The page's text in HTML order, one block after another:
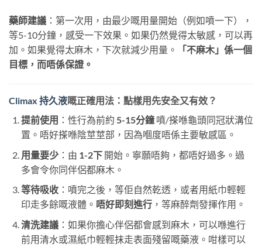
藥師建議 ：第一次用，由最少嘅用量開始（例如噴一下），
等5-10分鐘，感受一下效果。如果仍然覺得太敏感，可以再
加。如果覺得太麻木，下次就減少用量。
「不麻木」係一個
目標，而唔係保證。
Climax 持久液嘅正確用法：點樣用先安全又有效？
提前使用 ：性行為前約 5-15分鐘​ 噴/搽喺龜頭同冠狀溝位
置。唔好搽喺陰莖莖部，因為嗰度唔係主要敏感區。
用量要少：由 1-2下​ 開始。寧願唔夠，都唔好過多。過
多會令你同伴侶都麻木。
等待吸收：噴完之後，等佢自然乾透，或者用紙巾輕輕
印走多餘嘅液體。 唔好即刻進行，等麻醉劑發揮作用。
清洗建議：如果你擔心伴侶都會感到麻木，可以喺進行
前用清水或濕紙巾輕輕抹走表面殘留嘅藥液。咁樣可以